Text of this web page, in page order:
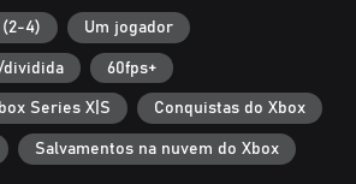
suporte a mods com recursos
os mods e arquivos salvos antigos não
– Novas configurações de
mais habilidosos, assim como
– O novo sistema de
(2-4) Um jogador
dividida 60fps+
Series X|S Conquistas do Xbox
Salvamentos na nuvem do Xbox